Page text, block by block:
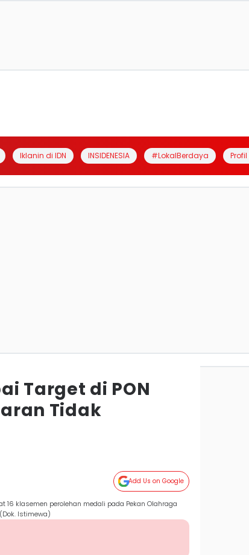
Iklanin di IDN INSIDENESIA #LokalBerdaya
Target di PON
Tidak
Add Us on Google
16 klasemen perolehan medali pada Pekan Olahraga
Istimewa)